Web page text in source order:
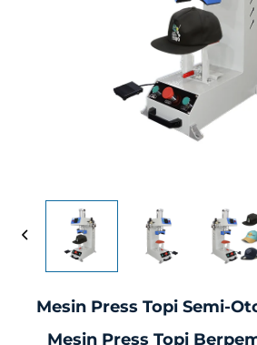
Mesin Press Topi Semi-
Mesin Press Topi